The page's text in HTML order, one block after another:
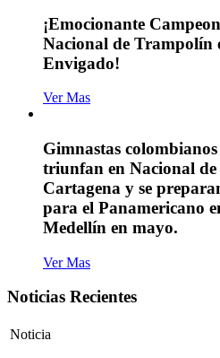
¡Emocionante
Nacional de Trampolín
Envigado!
Ver Mas
Gimnastas colombianos
triunfan en Nacional de
Cartagena y se
para el Panamericano
Medellín en mayo.
Ver Mas
Noticias Recientes
Noticia